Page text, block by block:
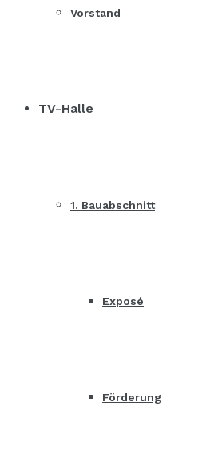
Vorstand
TV-Halle
1. Bauabschnitt
Exposé
Förderung